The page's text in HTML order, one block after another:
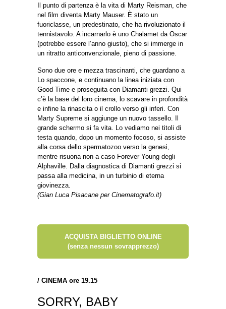
Il punto di partenza è la vita di Marty Reisman, che
nel film diventa Marty Mauser. È stato un
fuoriclasse, un predestinato, che ha rivoluzionato il
tennistavolo. A incarnarlo è uno Chalamet da Oscar
(potrebbe essere l’anno giusto), che si immerge in
un ritratto anticonvenzionale, pieno di passione.
Sono due ore e mezza trascinanti, che guardano a
Lo spaccone, e continuano la linea iniziata con
Good Time e proseguita con Diamanti grezzi. Qui
c’è la base del loro cinema, lo scavare in profondità
e infine la rinascita o il crollo verso gli inferi. Con
Marty Supreme si aggiunge un nuovo tassello. Il
grande schermo si fa vita. Lo vediamo nei titoli di
testa quando, dopo un momento focoso, si assiste
alla corsa dello spermatozoo verso la genesi,
mentre risuona non a caso Forever Young degli
Alphaville. Dalla diagnostica di Diamanti grezzi si
passa alla medicina, in un turbinio di eterna
giovinezza.
(Gian Luca Pisacane per Cinematografo.it)
ACQUISTA BIGLIETTO ONLINE
(senza nessun sovrapprezzo)
/ CINEMA ore 19.15
SORRY, BABY